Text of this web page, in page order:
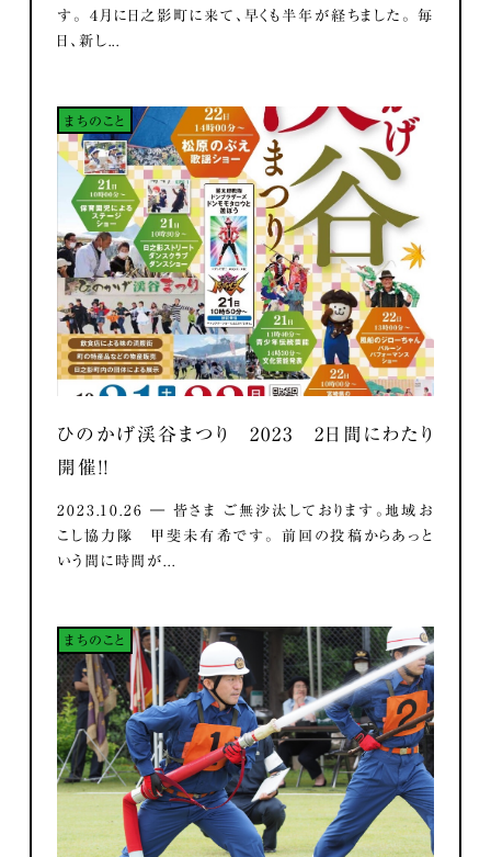
す。 ４月に日之影町に来て、早くも半年が経ちました。 毎
日、新し...
まちのこと
ひのかげ渓谷まつり 2023 2日間にわたり
開催！！
2023.10.26 ― 皆さま ご無沙汰しております。地域お
こし協力隊 甲斐未有希です。 前回の投稿からあっと
いう間に時間が...
まちのこと